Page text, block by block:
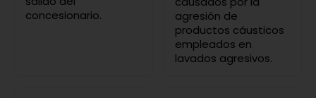
concesionario.
agresión de
productos cáusticos
empleados en
lavados agresivos.